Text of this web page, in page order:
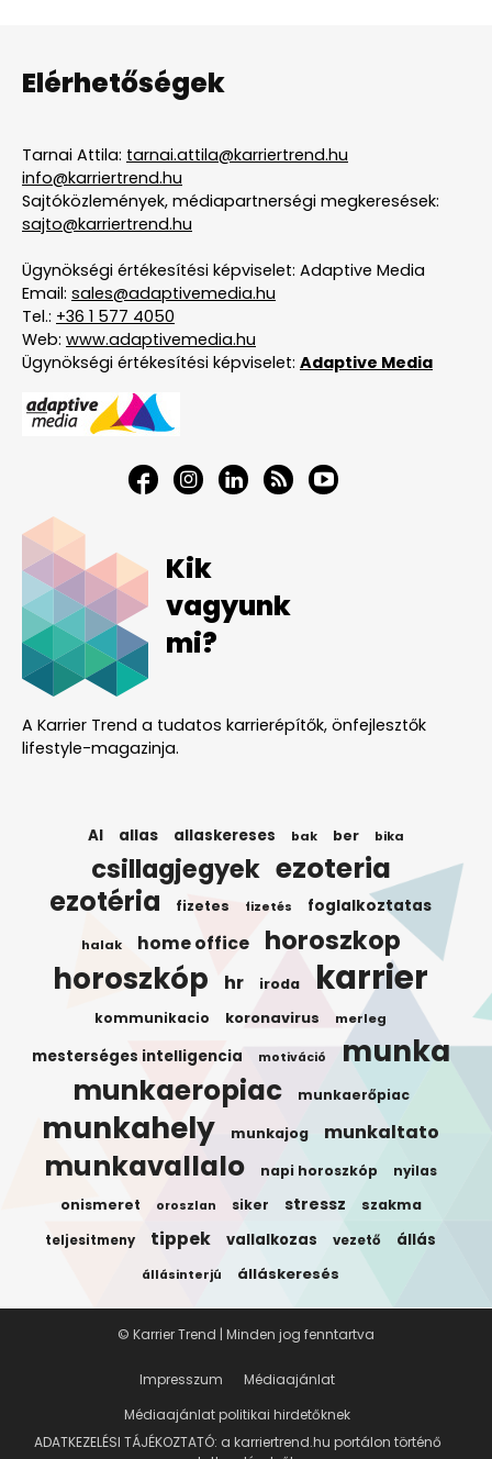
Elérhetőségek
Tarnai Attila: tarnai.attila@karriertrend.hu
info@karriertrend.hu
Sajtóközlemények, médiapartnerségi megkeresések:
sajto@karriertrend.hu
Ügynökségi értékesítési képviselet: Adaptive Media
Email: sales@adaptivemedia.hu
Tel.: +36 1 577 4050
Web: www.adaptivemedia.hu
Ügynökségi értékesítési képviselet: Adaptive Media
Kik
vagyunk
mi?
A Karrier Trend a tudatos karrierépítők, önfejlesztők
lifestyle-magazinja.
AI allas allaskereses bak ber bika
csillagjegyek ezoteria
ezotéria fizetes fizetés foglalkoztatas
halak home office horoszkop
horoszkóp hr iroda karrier
kommunikacio koronavirus merleg
mesterséges intelligencia motiváció munka
munkaeropiac munkaerőpiac
munkahely munkajog munkaltato
munkavallalo napi horoszkóp nyilas
onismeret oroszlan siker stressz szakma
teljesitmeny tippek vallalkozas vezető állás
állásinterjú álláskeresés
Impresszum
Médiaajánlat
Médiaajánlat politikai hirdetőknek
ADATKEZELÉSI TÁJÉKOZTATÓ: a karriertrend.hu portálon történő
© Karrier Trend | Minden jog fenntartva